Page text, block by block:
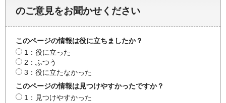
のご意見をお聞かせください
このページの情報は役に立ちましたか？
1：役に立った
2：ふつう
3：役に立たなかった
このページの情報は見つけやすかったですか？
1：見つけやすかった